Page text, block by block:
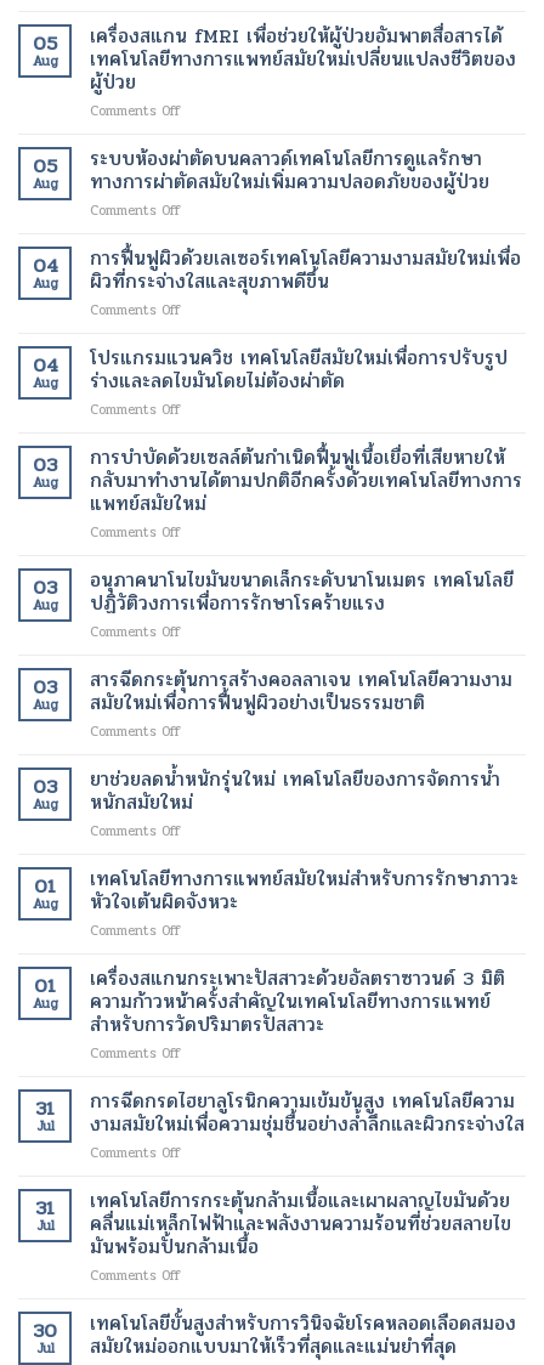
เทคโนโลยี
สมัย
ใหม่
ขา
สุขภาพ
ดี
และ
ขึ้น
อินฟราเรด
เพื่อ
ช่วย
ไข
เฉพาะ
จุด
และ
เร่ง
การ
เผา
เทคโนโลยี
สมัย
ใหม่
ลด
น้ำ
หนัก
05
Aug
เครื่องสแกน fMRI เพื่อช่วยให้ผู้ป่วยอัมพาตสื่อสารได้
เทคโนโลยีทางการแพทย์สมัยใหม่เปลี่ยนแปลงชีวิตของ
ผู้ป่วย
Comments Offon
สแกน
fMRI
เพื่อ
ช่วย
ผู้
ป่วย
เทคโนโลยี
ทางการ
เปลี่ยนแปลง
ชีวิต
ของ
ผู้
05
Aug
ระบบห้องผ่าตัดบนคลาวด์เทคโนโลยีการดูแลรักษา
ทางการผ่าตัดสมัยใหม่เพิ่มความปลอดภัยของผู้ป่วย
Comments Offon
ห้อง
ผ่าตัด
บน
คลา
เทคโนโลยี
การ
ผ่าตัด
สมัย
ใหม่
ของ
ผู้
ป่วย
04
Aug
การฟื้นฟูผิวด้วยเลเซอร์เทคโนโลยีความงามสมัยใหม่เพื่อ
ผิวที่กระจ่างใสและสุขภาพดีขึ้น
Comments Offon
ฟื้นฟู
ผิว
ด้วย
เลเซอร์
ความ
งาม
สมัย
ใหม่
เพื่อ
ที่
กระจ่าง
ดี
ขึ้น
04
Aug
โปรแกรมแวนควิช เทคโนโลยีสมัยใหม่เพื่อการปรับรูป
ร่างและลดไขมันโดยไม่ต้องผ่าตัด
Comments Offon
แก
รม
แวน
ควิช
เทคโนโลยี
ใหม่
เพื่อ
การ
ปรับ
ร่าง
และ
โดย
ไม่
ต้อง
03
Aug
การบำบัดด้วยเซลล์ต้นกำเนิดฟื้นฟูเนื้อเยื่อที่เสียหายให้
กลับมาทำงานได้ตามปกติอีกครั้งด้วยเทคโนโลยีทางการ
แพทย์สมัยใหม่
Comments Offon
บำบัด
ด้วย
เซลล์
ต้น
ฟื้นฟู
เนื้อเยื่อ
ให้
กลับ
ตาม
ปกติ
อีก
เทคโนโลยี
ทางการ
แพทย์
สมัย
03
Aug
อนุภาคนาโนไขมันขนาดเล็กระดับนาโนเมตร เทคโนโลยี
ปฏิวัติวงการเพื่อการรักษาโรคร้ายแรง
Comments Offon
นาโน
ไข
มัน
ขนาด
ระดับ
นาโน
วงการ
เพื่อ
ร้าย
แรง
03
Aug
สารฉีดกระตุ้นการสร้างคอลลาเจน เทคโนโลยีความงาม
สมัยใหม่เพื่อการฟื้นฟูผิวอย่างเป็นธรรมชาติ
Comments Offon
ฉีด
กระตุ้น
การ
สร้าง
ล
ลา
งาม
สมัย
ใหม่
ผิว
อย่าง
เป็น
03
Aug
ยาช่วยลดน้ำหนักรุ่นใหม่ เทคโนโลยีของการจัดการน้ำ
หนักสมัยใหม่
Comments Offon
ช่วย
ลด
น้ำ
หนัก
ใหม่
เทคโนโลยี
ของ
การ
จัดการ
หนัก
สมัย
01
Aug
เทคโนโลยีทางการแพทย์สมัยใหม่สำหรับการรักษาภาวะ
หัวใจเต้นผิดจังหวะ
Comments Offon
ทางการ
แพทย์
สมัย
ใหม่
สำหรับ
รักษา
ภาวะ
หัวใจ
เต้น
จังหวะ
01
Aug
เครื่องสแกนกระเพาะปัสสาวะด้วยอัลตราซาวนด์ 3 มิติ
ความก้าวหน้าครั้งสำคัญในเทคโนโลยีทางการแพทย์
สำหรับการวัดปริมาตรปัสสาวะ
Comments Offon
สแกน
กระเพาะ
ปัสสาวะ
ด้วย
ซา
วนด์
3
มิติ
ความ
ครั้ง
สำคัญ
31
Jul
การฉีดกรดไฮยาลูโรนิกความเข้มข้นสูง เทคโนโลยีความ
งามสมัยใหม่เพื่อความชุ่มชื้นอย่างล้ำลึกและผิวกระจ่างใส
Comments Offon
ฉีด
กรด
ไฮ
ยา
ลู
นิก
ความ
เข้ม
31
Jul
เทคโนโลยีการกระตุ้นกล้ามเนื้อและเผาผลาญไขมันด้วย
คลื่นแม่เหล็กไฟฟ้าและพลังงานความร้อนที่ช่วยสลายไข
มันพร้อมปั้นกล้ามเนื้อ
Comments Offon
การก
ระ
ตุ้
30
Jul
เทคโนโลยีขั้นสูงสำหรับการวินิจฉัยโรคหลอดเลือดสมอง
สมัยใหม่ออกแบบมาให้เร็วที่สุดและแม่นยำที่สุด